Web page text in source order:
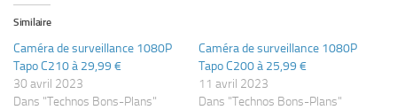
Similaire
Caméra de surveillance 1080P
Tapo C210 à 29,99 €
30 avril 2023
Dans "Technos Bons-Plans"
Caméra de surveillance 1080P
Tapo C200 à 25,99 €
11 avril 2023
Dans "Technos Bons-Plans"